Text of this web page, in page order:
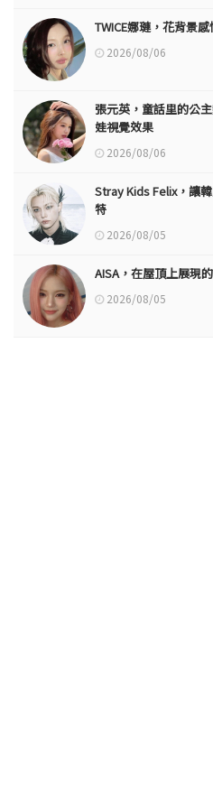
TWICE娜璉，花背景
2026/08/06
張元英，童話里的公
娃視覺效果
2026/08/06
Stray Kids Felix，
特
2026/08/05
AISA，在屋頂上展現
2026/08/05